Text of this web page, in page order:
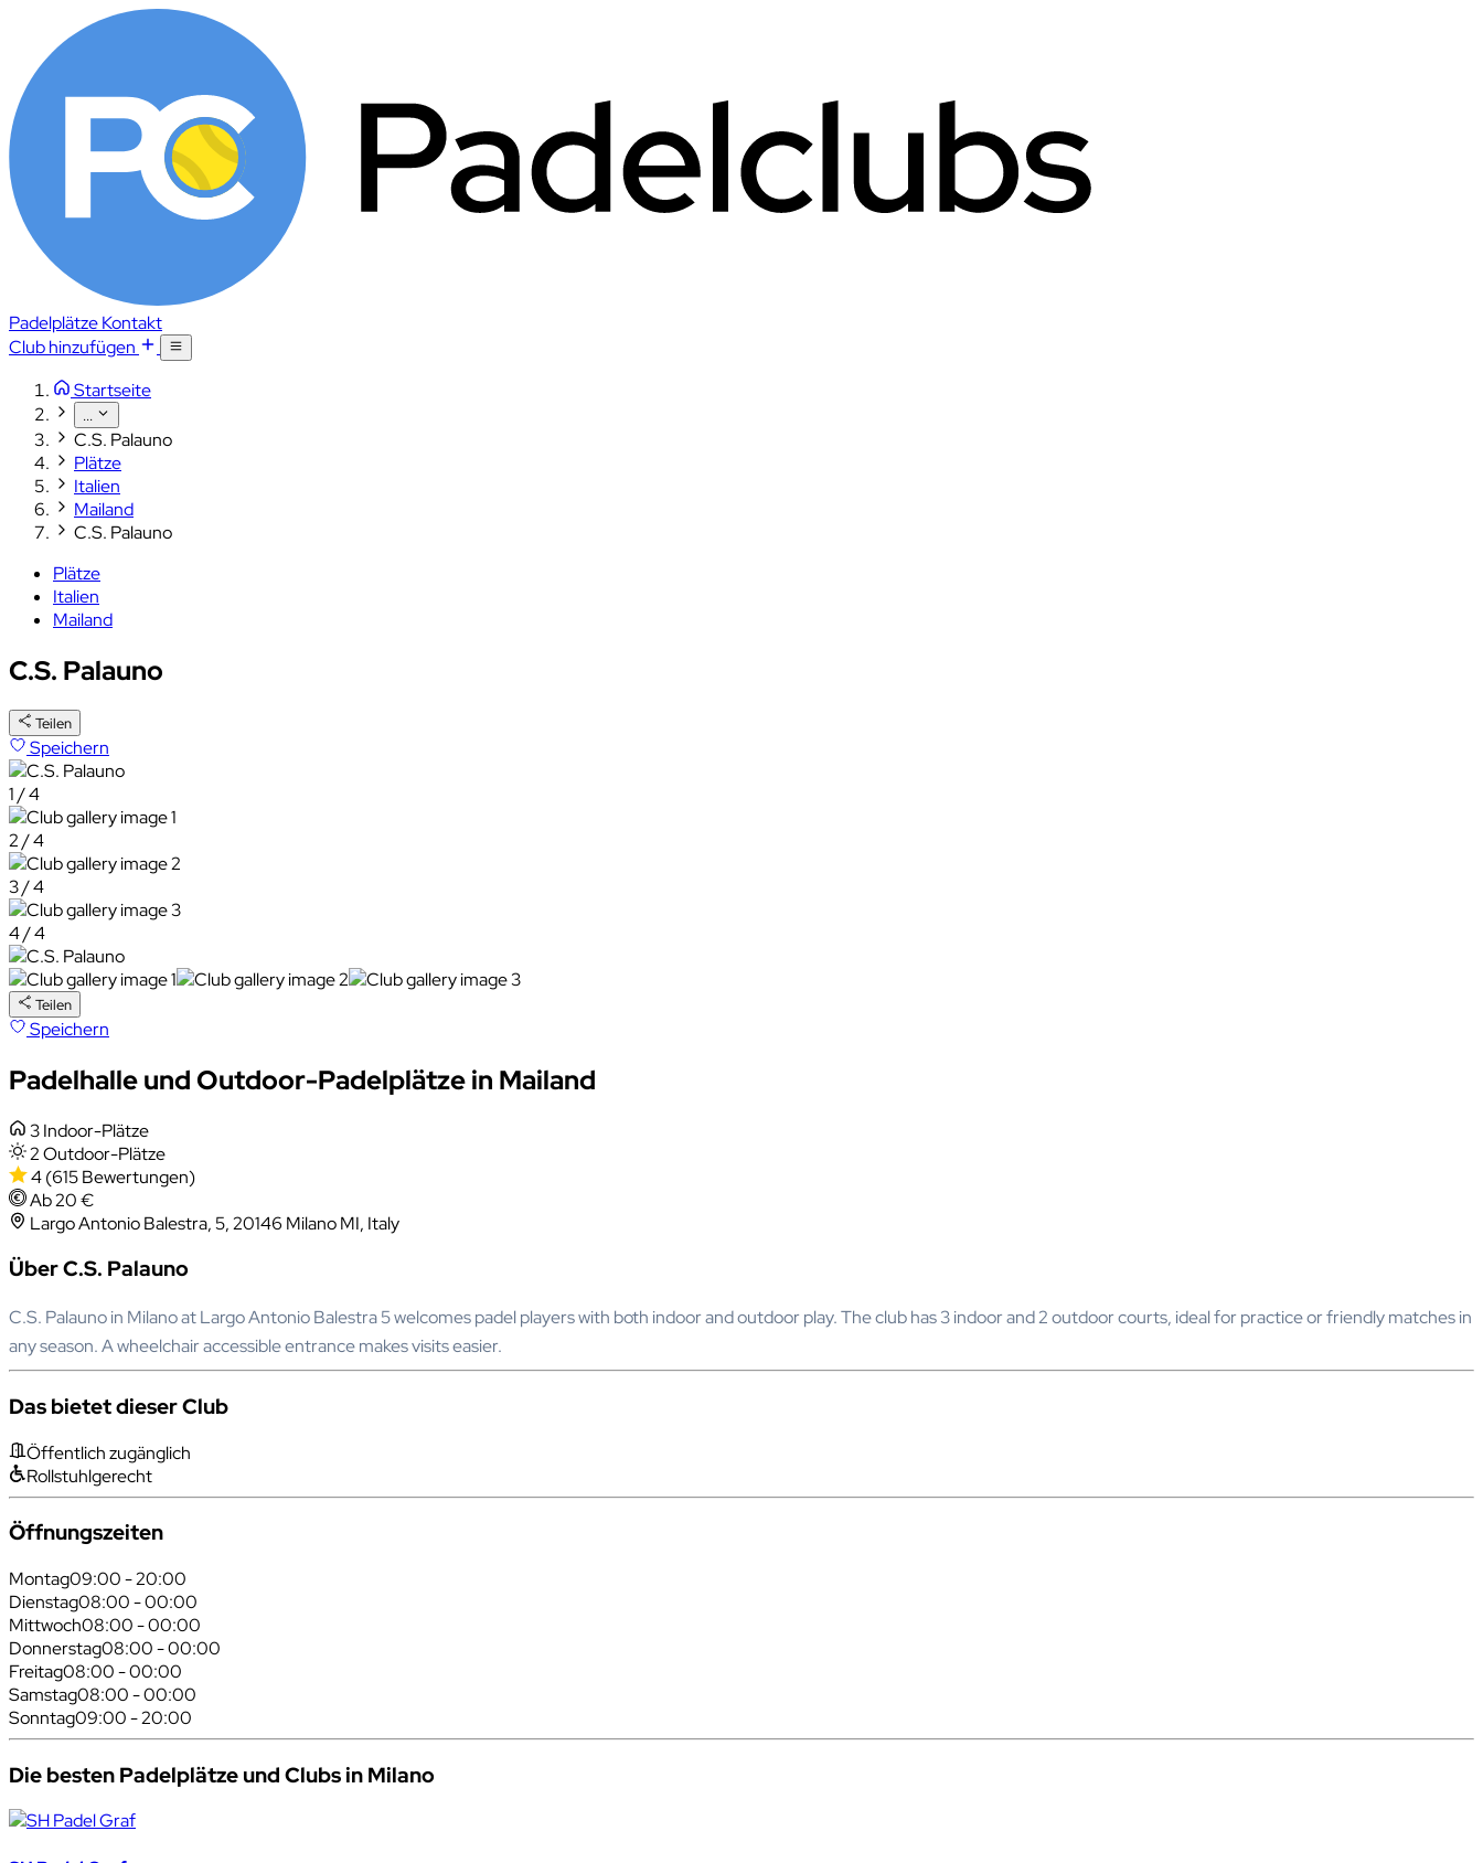
PadelplätzeKontakt
Club hinzufügen
Startseite
...
C.S. Palauno
Plätze
Italien
Mailand
C.S. Palauno
Plätze
Italien
Mailand
C.S. Palauno
Teilen
Speichern
1 / 4
2 / 4
3 / 4
4 / 4
Teilen
Speichern
Padelhalle und Outdoor-Padelplätze in Mailand
3 Indoor-Plätze
2 Outdoor-Plätze
4(615 Bewertungen)
Ab 20 €
Largo Antonio Balestra, 5, 20146 Milano MI, Italy
Über C.S. Palauno
C.S. Palauno in Milano at Largo Antonio Balestra 5 welcomes padel players with both indoor and outdoor play. The club has 3 indoor and 2 outdoor courts, ideal for practice or friendly matches in
any season. A wheelchair accessible entrance makes visits easier.
Das bietet dieser Club
Öffentlich zugänglich
Rollstuhlgerecht
Öffnungszeiten
Montag09:00 - 20:00
Dienstag08:00 - 00:00
Mittwoch08:00 - 00:00
Donnerstag08:00 - 00:00
Freitag08:00 - 00:00
Samstag08:00 - 00:00
Sonntag09:00 - 20:00
Die besten Padelplätze und Clubs in Milano